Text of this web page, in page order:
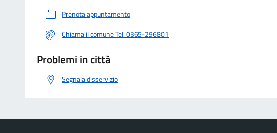
Prenota appuntamento
Chiama il comune Tel. 0365-296801
Problemi in città
Segnala disservizio